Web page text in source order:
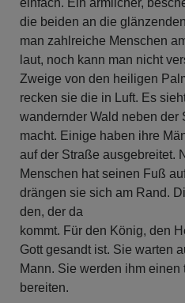
die beiden an die
man zahlreiche Menschen
laut, noch kann man nicht
Zweige von den heiligen
recken sie die in Luft. Es
wandernder Wald neben der
macht. Einige haben ihre
auf der Straße ausgebreitet.
Menschen hat seinen Fuß
drängen sie sich am Rand.
den, der da
kommt. Für den König, den
Gott gesandt ist. Sie warten
Mann. Sie werden ihm
bereiten.